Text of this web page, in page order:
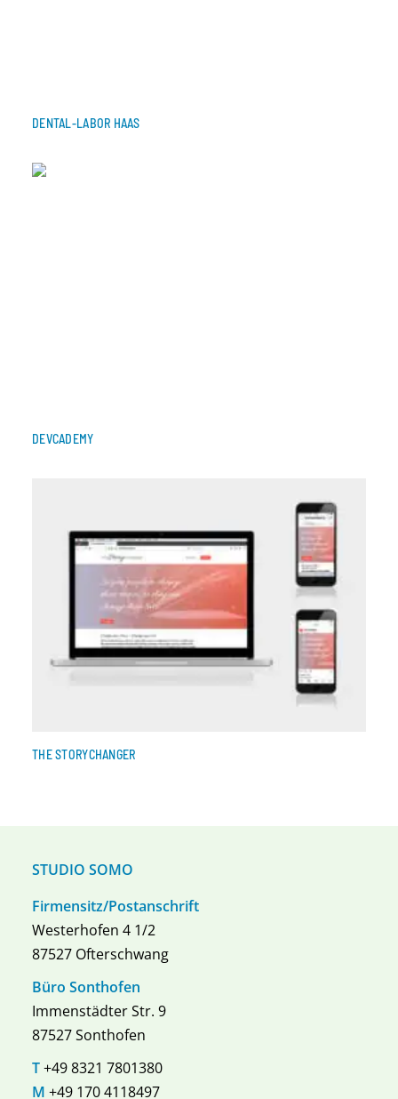
DENTAL-LABOR HAAS
DEVCADEMY
THE STORYCHANGER
STUDIO SOMO
Firmensitz/Postanschrift
Westerhofen 4 1/2
87527 Ofterschwang
Büro Sonthofen
Immenstädter Str. 9
87527 Sonthofen
T+49 8321 7801380
M +49 170 4118497